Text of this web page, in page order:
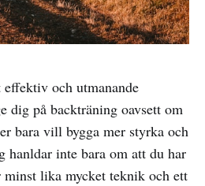
och utmanande
dig på backträning oavsett om
bara vill bygga mer styrka och
hanldar inte bara om att du har
lika mycket teknik och ett